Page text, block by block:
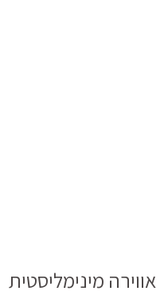
אווירה מינימליסטית